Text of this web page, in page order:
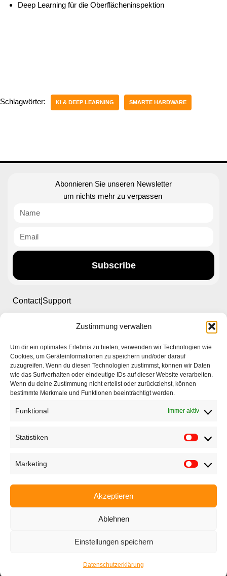
Zustimmung verwalten
Um dir ein optimales Erlebnis zu bieten, verwenden wir Technologien wie
Cookies, um Geräteinformationen zu speichern und/oder darauf
zuzugreifen. Wenn du diesen Technologien zustimmst, können wir Daten
wie das Surfverhalten oder eindeutige IDs auf dieser Website verarbeiten.
Wenn du deine Zustimmung nicht erteilst oder zurückziehst, können
bestimmte Merkmale und Funktionen beeinträchtigt werden.
Funktional Immer aktiv
Statistiken
Marketing
Akzeptieren
Ablehnen
Einstellungen speichern
Datenschutzerklärung
Deep Learning für die Oberflächeninspektion
Schlagwörter: KI & DEEP LEARNING SMARTE HARDWARE
Abonnieren Sie unseren Newsletter
um nichts mehr zu verpassen
Subscribe
Contact|Support
Ettlinger Straße 59, 76137 Karlsruhe, Germany
+49 721 668004230
Startseite
Anwendungen
EyeCademy
Datenschutzerklärung
| Präsentiert vonWordPress